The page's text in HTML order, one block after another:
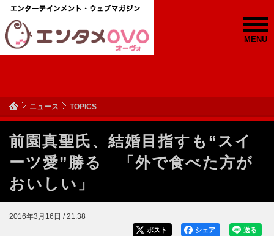
MENU
ニュース TOPICS
前園真聖氏、結婚目指すも“スイ
ーツ愛”勝る 「外で食べた方が
おいしい」
2016年3月16日 / 21:38
送る
シェア
ポスト